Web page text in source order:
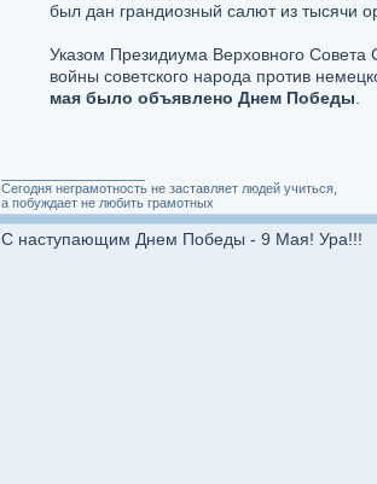
был дан грандиозный салют из тысячи
Указом Президиума Верховного
войны советского народа против
мая было объявлено Днем Победы
Сегодня неграмотность не заставляет людей учиться,
а побуждает не любить грамотных
С наступающим Днем Победы - 9 Мая! Ура!!!